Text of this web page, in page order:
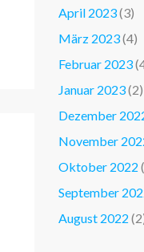
April 2023(3)
März 2023(4)
Februar 2023
Januar 2023(2)
Dezember
November
Oktober 2022
September
August 2022